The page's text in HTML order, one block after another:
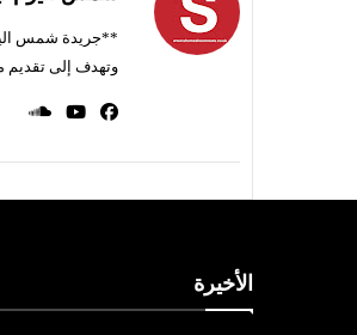
**جريدة شمس
وتهدف إلى تقديم
الأخيرة